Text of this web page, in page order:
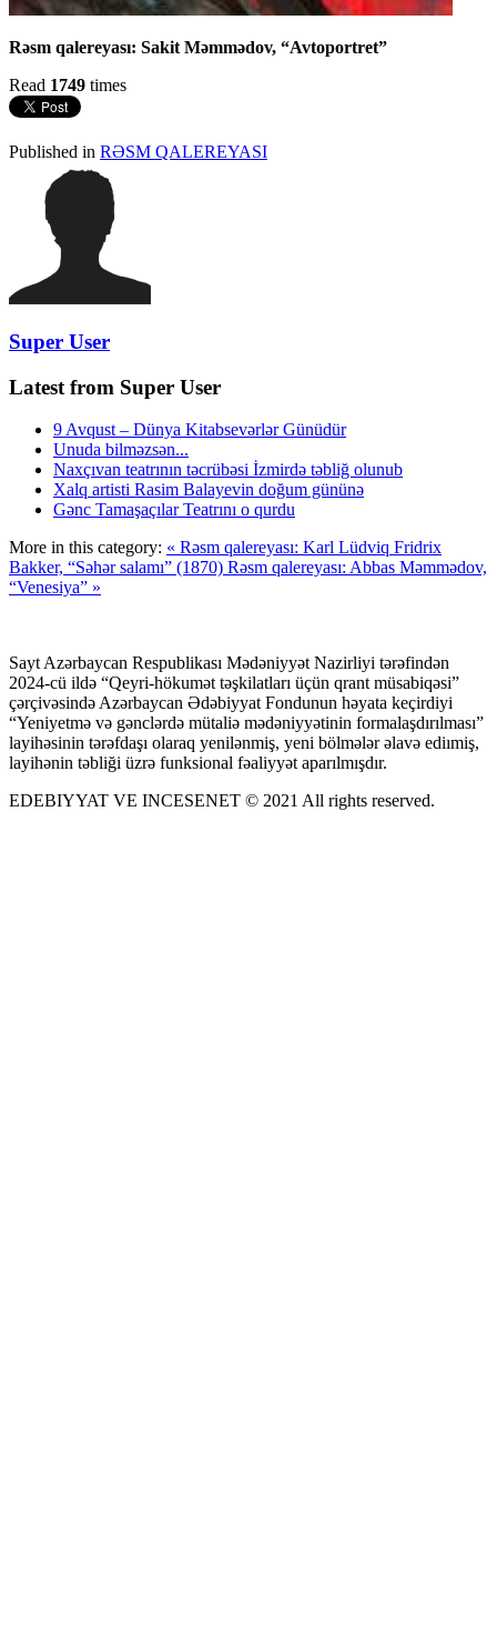
Rəsm qalereyası: Sakit Məmmədov, “Avtoportret”
Read 1749 times
Published in RƏSM QALEREYASI
Super User
Latest from Super User
9 Avqust – Dünya Kitabsevərlər Günüdür
Unuda bilməzsən...
Naxçıvan teatrının təcrübəsi İzmirdə təbliğ olunub
Xalq artisti Rasim Balayevin doğum gününə
Gənc Tamaşaçılar Teatrını o qurdu
More in this category: « Rəsm qalereyası: Karl Lüdviq Fridrix
Bakker, “Səhər salamı” (1870) Rəsm qalereyası: Abbas Məmmədov,
“Venesiya” »
Sayt Azərbaycan Respublikası Mədəniyyət Nazirliyi tərəfindən
2024-cü ildə “Qeyri-hökumət təşkilatları üçün qrant müsabiqəsi”
çərçivəsində Azərbaycan Ədəbiyyat Fondunun həyata keçirdiyi
“Yeniyetmə və gənclərdə mütaliə mədəniyyətinin formalaşdırılması”
layihəsinin tərəfdaşı olaraq yenilənmiş, yeni bölmələr əlavə ediımiş,
layihənin təbliği üzrə funksional fəaliyyət aparılmışdır.
EDEBIYYAT VE INCESENET © 2021 All rights reserved.